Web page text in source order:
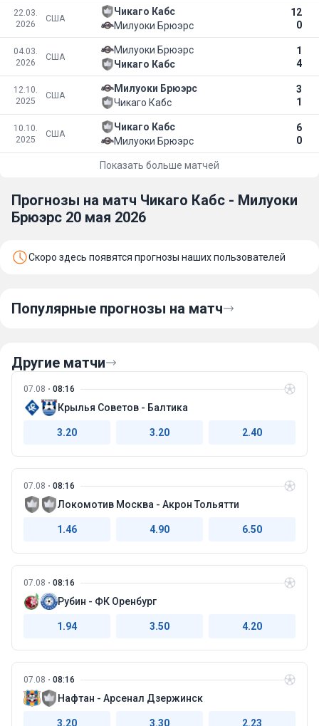
22.03.
2026
США
Чикаго Кабс
12
0
Милуоки Брюэрс
04.03.
2026
США
Милуоки Брюэрс
1
4
Чикаго Кабс
12.10.
2025
США
Милуоки Брюэрс
3
1
Чикаго Кабс
10.10.
2025
США
Чикаго Кабс
6
0
Милуоки Брюэрс
Показать больше матчей
Прогнозы на матч Чикаго Кабс - Милуоки
Брюэрс 20 мая 2026
Скоро здесь появятся прогнозы наших пользователей
Популярные прогнозы на матч
Другие матчи
07.08 08:16
Крылья Советов - Балтика
3.20 3.20 2.40
07.08 08:16
Локомотив Москва - Акрон Тольятти
1.46 4.90 6.50
07.08 08:16
Рубин - ФК Оренбург
1.94 3.50 4.20
07.08 08:16
Нафтан - Арсенал Дзержинск
3.20 3.30 2.23